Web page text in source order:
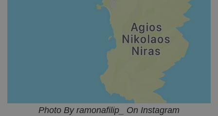
Photo By ramonafilip_ On Instagram